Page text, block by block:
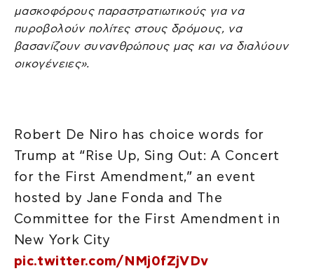
μασκοφόρους παραστρατιωτικούς για να
πυροβολούν πολίτες στους δρόμους, να
βασανίζουν συνανθρώπους μας και να διαλύουν
οικογένειες».
Robert De Niro has choice words for
Trump at “Rise Up, Sing Out: A Concert
for the First Amendment,” an event
hosted by Jane Fonda and The
Committee for the First Amendment in
New York City
pic.twitter.com/NMj0fZjVDv